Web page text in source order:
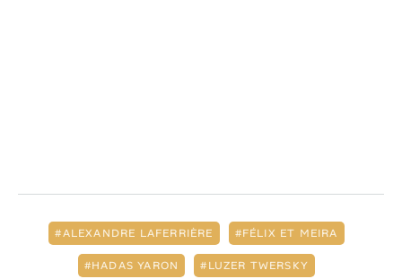
ALEXANDRE LAFERRIÈRE FÉLIX ET MEIRA
HADAS YARON LUZER TWERSKY